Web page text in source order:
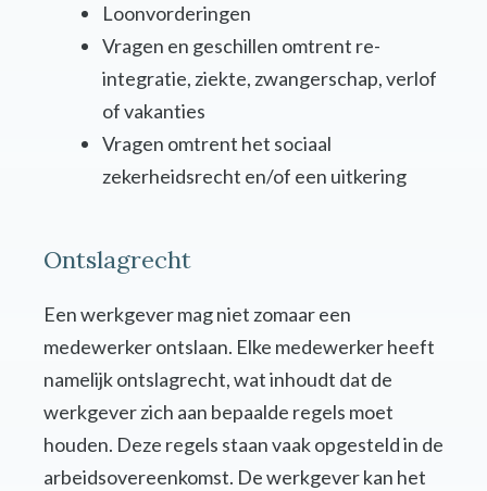
Loonvorderingen
Vragen en geschillen omtrent re-
integratie, ziekte, zwangerschap, verlof
of vakanties
Vragen omtrent het sociaal
zekerheidsrecht en/of een uitkering
Ontslagrecht
Een werkgever mag niet zomaar een
medewerker ontslaan. Elke medewerker heeft
namelijk ontslagrecht, wat inhoudt dat de
werkgever zich aan bepaalde regels moet
houden. Deze regels staan vaak opgesteld in de
arbeidsovereenkomst. De werkgever kan het